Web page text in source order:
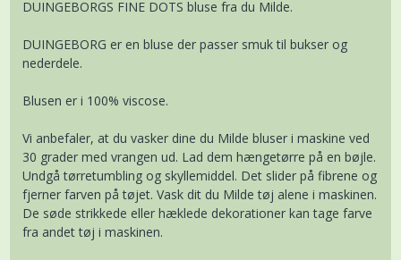
DUINGEBORGS FINE DOTS bluse fra du Milde.
DUINGEBORG er en bluse der passer smuk til bukser og
nederdele.
Blusen er i 100% viscose.
Vi anbefaler, at du vasker dine du Milde bluser i maskine ved
30 grader med vrangen ud. Lad dem hængetørre på en bøjle.
Undgå tørretumbling og skyllemiddel. Det slider på fibrene og
fjerner farven på tøjet. Vask dit du Milde tøj alene i maskinen.
De søde strikkede eller hæklede dekorationer kan tage farve
fra andet tøj i maskinen.